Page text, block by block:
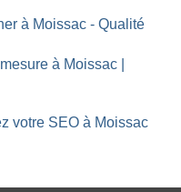
à Moissac - Qualité
à Moissac |
votre SEO à Moissac